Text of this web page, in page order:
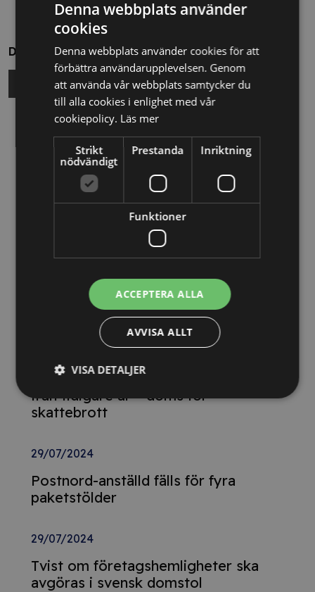
Dela
Relaterade nyheter
13/10/2025
Nya Världsbanksregler öppnar för
svenska företag – lär dig vinna
upphandlingar med våra nya kurser
Detta innebär
Tillgänglighetsdirektivet
Momsdeklarationer innehöll belopp
från tidigare år – döms för
skattebrott
29/07/2024
Postnord-anställd fälls för fyra
paketstölder
29/07/2024
Tvist om företagshemligheter ska
avgöras i svensk domstol
Denna webbplats använder
cookies
Denna webbplats använder cookies för att
förbättra användarupplevelsen. Genom
att använda vår webbplats samtycker du
till alla cookies i enlighet med vår
cookiepolicy. Läs mer
Strikt
nödvändigt
Prestanda Inriktning
Funktioner
ACCEPTERA ALLA
AVVISA ALLT
VISA DETALJER